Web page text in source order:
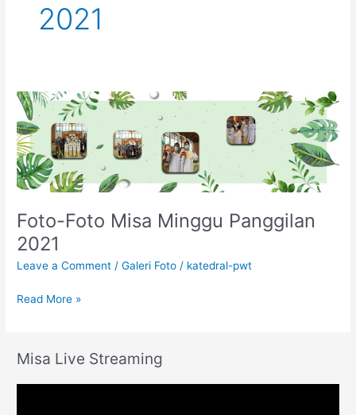
2021
Foto-Foto Misa Minggu Panggilan
2021
Leave a Comment /Galeri Foto / katedral-pwt
Foto-
Foto
Misa
Minggu
Panggilan
2021
Read More »
Misa Live Streaming